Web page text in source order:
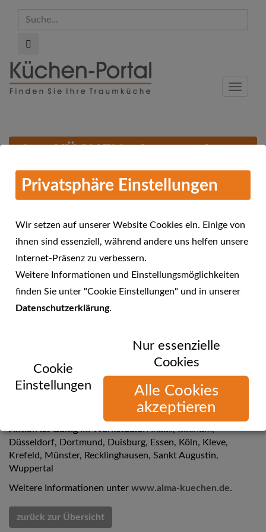
Suche...
Skip
to
main
Menu
Küche kaufen
alma KÜCHEN - Jetzt noch Küche kaufen
Jetzt noch Küche kaufen ... und die alten Preise aus 2016
sichern!
Aktion ist Gültig im Werkstudio:Ahaus, Bochum,
Düsseldorf, Dortmund, Duisburg, Essen, Köln, Kleve,
Krefeld, Münster, Recklinghausen, Sankt Augustin,
Wuppertal
Weitere Informationen unter www.alma-kuechen.de.
zurück zur Übersicht
Privatsphäre Einstellungen
Wir setzen auf unserer Website Cookies ein. Einige von
ihnen sind essenziell, während andere uns helfen unsere
Internet-Präsenz zu verbessern.
Weitere Informationen und Einstellungsmöglichkeiten
finden Sie unter "Cookie Einstellungen" und in unserer
Datenschutzerklärung.
Cookie
Einstellungen
Nur essenzielle
Cookies
Alle Cookies
akzeptieren